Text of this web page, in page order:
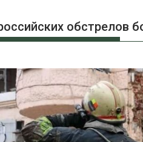
обстрелов